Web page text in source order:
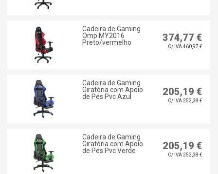
Cadeira de Gaming
Omp MY2016
Preto/vermelho
374,77 €
C/ IVA 460,97 €
Cadeira de Gaming
Giratória com Apoio
de Pés Pvc Azul
205,19 €
C/ IVA 252,38 €
Cadeira de Gaming
Giratória com Apoio
de Pés Pvc Verde
205,19 €
C/ IVA 252,38 €